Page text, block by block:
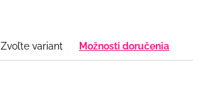
Zvoľte variant Možnosti doručenia